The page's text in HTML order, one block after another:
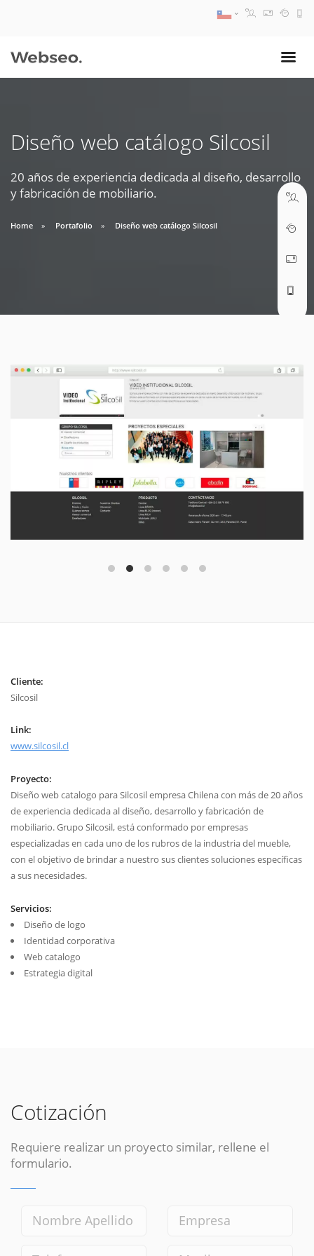
Diseño web catálogo Silcosil
20 años de experiencia dedicada al diseño, desarrollo
y fabricación de mobiliario.
Home Portafolio Diseño web catálogo Silcosil
Cliente:
Silcosil
Link:
www.silcosil.cl
Proyecto:
Diseño web catalogo para Silcosil empresa Chilena con más de 20 años
de experiencia dedicada al diseño, desarrollo y fabricación de
mobiliario. Grupo Silcosil, está conformado por empresas
especializadas en cada uno de los rubros de la industria del mueble,
con el objetivo de brindar a nuestro sus clientes soluciones específicas
a sus necesidades.
Servicios:
Diseño de logo
Identidad corporativa
Web catalogo
Estrategia digital
Cotización
Requiere realizar un proyecto similar, rellene el
formulario.
09:30 AM A 18:30 PM
soporte@webseo.cl